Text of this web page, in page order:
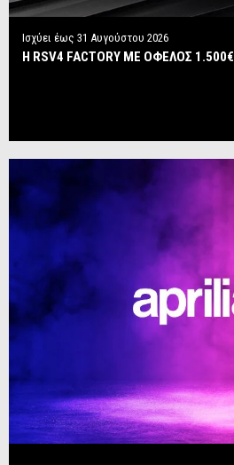
Ισχύει έως 31 Αυγούστου 2026
Η RSV4 FACTORY ΜΕ ΟΦΕΛΟΣ 1.500€